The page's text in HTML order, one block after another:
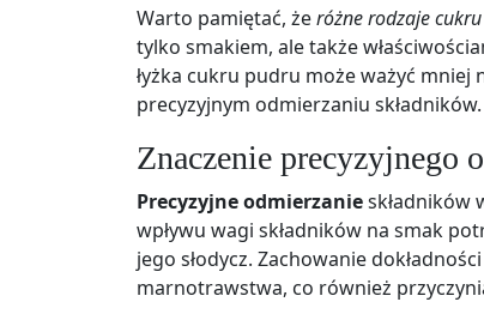
Warto pamiętać, żeróżne rodzaje cukru
tylko smakiem, ale także
łyżka cukru pudru może ważyć mniej
precyzyjnym odmierzaniu składników.
Znaczenie precyzyjnego
Precyzyjne odmierzanieskładników
wpływu wagi składników na smak
jego słodycz. Zachowanie
marnotrawstwa, co również